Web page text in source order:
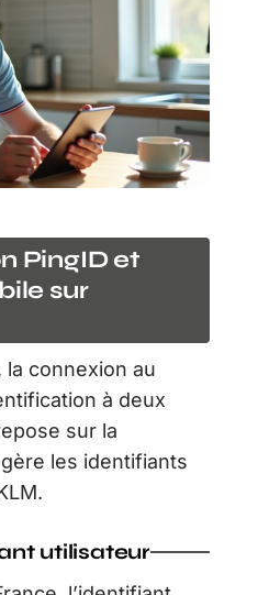
PingID et
sur
la connexion au
à deux
sur la
les identifiants
utilisateur